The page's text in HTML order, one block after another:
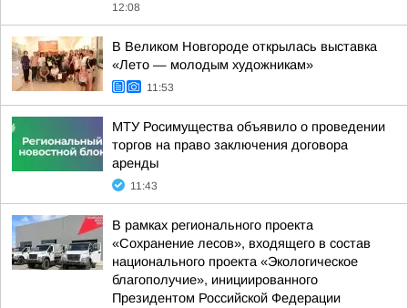
12:08
В Великом Новгороде открылась выставка
«Лето — молодым художникам»
11:53
МТУ Росимущества объявило о проведении
торгов на право заключения договора
аренды
11:43
В рамках регионального проекта
«Сохранение лесов», входящего в состав
национального проекта «Экологическое
благополучие», инициированного
Президентом Российской Федерации